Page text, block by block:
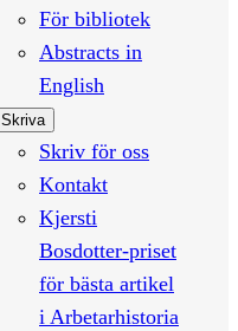
För bibliotek
Abstracts in
English
Skriva
Skriv för oss
Kontakt
Kjersti
Bosdotter-priset
för bästa artikel
i Arbetarhistoria